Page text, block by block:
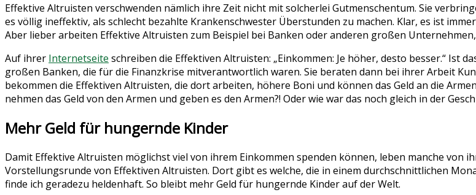
Effektive Altruisten verschwenden nämlich ihre Zeit nicht mit solcherlei Gutmenschentum. Sie
es völlig ineffektiv, als schlecht bezahlte Krankenschwester Überstunden zu machen. Klar, es ist
Aber lieber arbeiten Effektive Altruisten zum Beispiel bei Banken oder anderen großen
Auf ihrer Internetseite schreiben die Effektiven Altruisten: „Einkommen: Je höher, desto besser.“ Ist
großen Banken, die für die Finanzkrise mitverantwortlich waren. Sie beraten dann bei ihrer Arbeit
bekommen die Effektiven Altruisten, die dort arbeiten, höhere Boni und können das Geld an die
nehmen das Geld von den Armen und geben es den Armen?! Oder wie war das noch gleich in der
Mehr Geld für hungernde Kinder
Damit Effektive Altruisten möglichst viel von ihrem Einkommen spenden können, leben manche von
Vorstellungsrunde von Effektiven Altruisten. Dort gibt es welche, die in einem durchschnittlichen
finde ich geradezu heldenhaft. So bleibt mehr Geld für hungernde Kinder auf der Welt.